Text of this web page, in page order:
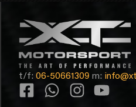
t/f: 06-50661309 m: